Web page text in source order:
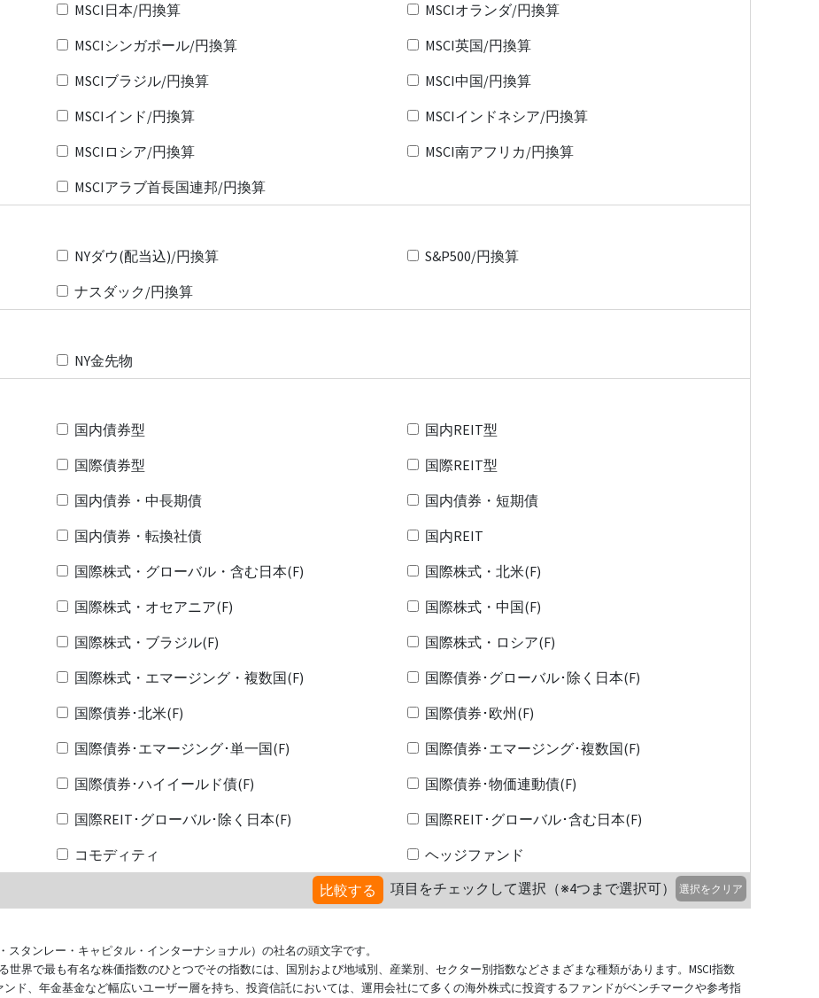
MSCI日本/円換算
MSCIオランダ/円換算
MSCIシンガポール/円換算
MSCI英国/円換算
MSCIブラジル/円換算
MSCI中国/円換算
MSCIインド/円換算
MSCIインドネシア/円換算
MSCIロシア/円換算
MSCI南アフリカ/円換算
MSCIアラブ首長国連邦/円換算
NYダウ(配当込)/円換算
S&P500/円換算
ナスダック/円換算
NY金先物
国内債券型
国内REIT型
国際債券型
国際REIT型
国内債券・中長期債
国内債券・短期債
国内債券・転換社債
国内REIT
国際株式・グローバル・含む日本(F)
国際株式・北米(F)
国際株式・オセアニア(F)
国際株式・中国(F)
国際株式・ブラジル(F)
国際株式・ロシア(F)
国際株式・エマージング・複数国(F)
国際債券･グローバル･除く日本(F)
国際債券･北米(F)
国際債券･欧州(F)
国際債券･エマージング･単一国(F)
国際債券･エマージング･複数国(F)
国際債券･ハイイールド債(F)
国際債券･物価連動債(F)
国際REIT･グローバル･除く日本(F)
国際REIT･グローバル･含む日本(F)
コモディティ
ヘッジファンド
比較する
項目をチェックして選択（※4つまで選択可） 選択をクリア
スタンレー・キャピタル・インターナショナル）の社名の頭文字です。
世界で最も有名な株価指数のひとつでその指数には、国別および地域別、産業別、セクター別指数などさまざまな種類があります。MSCI指数
ド、年金基金など幅広いユーザー層を持ち、投資信託においては、運用会社にて多くの海外株式に投資するファンドがベンチマークや参考指